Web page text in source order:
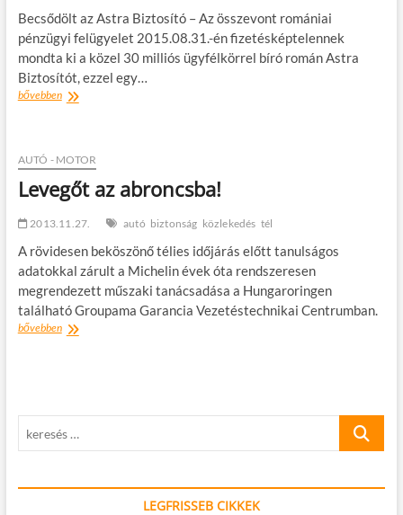
Becsődölt az Astra Biztosító – Az összevont romániai
pénzügyi felügyelet 2015.08.31.-én fizetésképtelennek
mondta ki a közel 30 milliós ügyfélkörrel bíró román Astra
Biztosítót, ezzel egy…
bővebbenMost
Astra
biztosítása
AUTÓ - MOTOR
Levegőt az abroncsba!
2013.11.27. autó biztonság közlekedés tél
A rövidesen beköszönő télies időjárás előtt tanulságos
adatokkal zárult a Michelin évek óta rendszeresen
megrendezett műszaki tanácsadása a Hungaroringen
található Groupama Garancia Vezetéstechnikai Centrumban.
bővebbenLevegőt
keresés
LEGFRISSEB CIKKEK